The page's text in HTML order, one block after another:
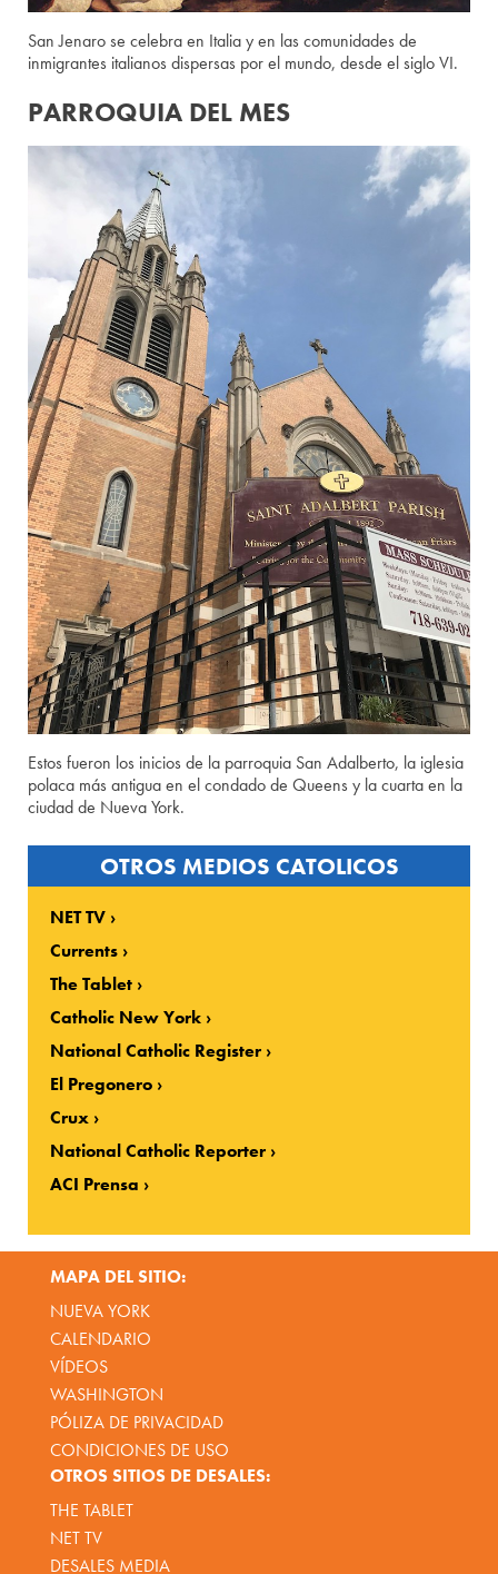
San Jenaro se celebra en Italia y en las comunidades de
inmigrantes italianos dispersas por el mundo, desde el siglo VI.
PARROQUIA DEL MES
Estos fueron los inicios de la parroquia San Adalberto, la iglesia
polaca más antigua en el condado de Queens y la cuarta en la
ciudad de Nueva York.
OTROS MEDIOS CATOLICOS
NET TV
Currents
The Tablet
Catholic New York
National Catholic Register
El Pregonero
Crux
National Catholic Reporter
ACI Prensa
MAPA DEL SITIO:
NUEVA YORK
CALENDARIO
VÍDEOS
WASHINGTON
PÓLIZA DE PRIVACIDAD
CONDICIONES DE USO
OTROS SITIOS DE DESALES:
THE TABLET
NET TV
DESALES MEDIA